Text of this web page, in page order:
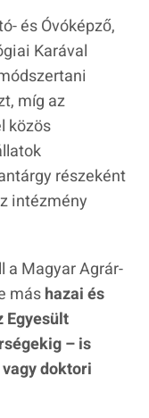
és Óvóképző,
Karával
míg az
közös
részeként
intézmény
a Magyar Agrár-
máshazai és
Egyesült
– is
doktori